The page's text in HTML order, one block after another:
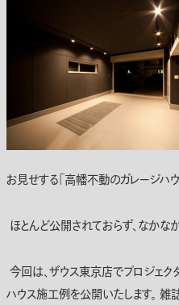
お見せする｢高幡不動のガレージハ
ほとんど公開されておらず、なかな
今回は、ザウス東京店でプロジェク
ハウス施工例を公開いたします。 雑